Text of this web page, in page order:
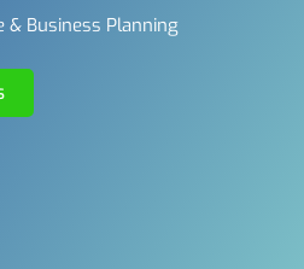
& Business Planning